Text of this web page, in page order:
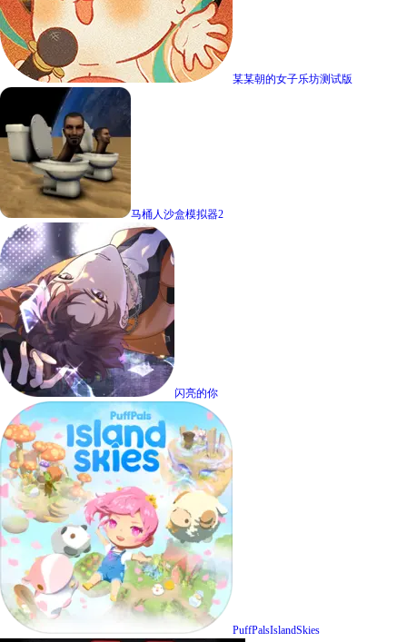
某某朝的女子乐坊测试版
马桶人沙盒模拟器2
闪亮的你
PuffPalsIslandSkies